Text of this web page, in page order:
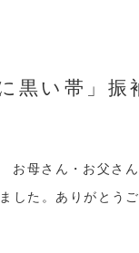
黒い帯」振
お母さん・お父さ
した。ありがとう